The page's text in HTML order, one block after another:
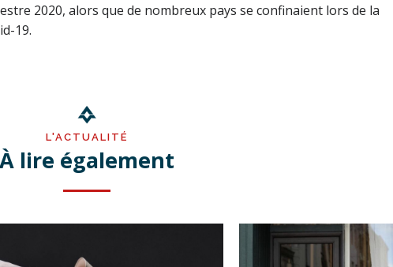
2020, alors que de nombreux pays se confinaient lors de la
19.
L'ACTUALITÉ
À lire également